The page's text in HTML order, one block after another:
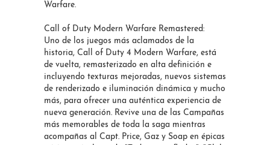
Warfare.
Call of Duty Modern Warfare Remastered:
Uno de los juegos más aclamados de la
historia, Call of Duty 4 Modern Warfare, está
de vuelta, remasterizado en alta definición e
incluyendo texturas mejoradas, nuevos sistemas
de renderizado e iluminación dinámica y mucho
más, para ofrecer una auténtica experiencia de
nueva generación. Revive una de las Campañas
más memorables de toda la saga mientras
acompañas al Capt. Price, Gaz y Soap en épicas